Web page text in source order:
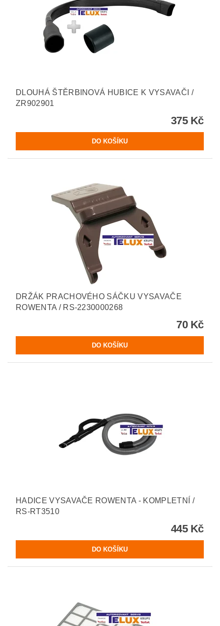
DLOUHÁ ŠTĚRBINOVÁ HUBICE K VYSAVAČI /
ZR902901
375 Kč
DRŽÁK PRACHOVÉHO SÁČKU VYSAVAČE
ROWENTA / RS-2230000268
70 Kč
HADICE VYSAVAČE ROWENTA - KOMPLETNÍ /
RS-RT3510
445 Kč